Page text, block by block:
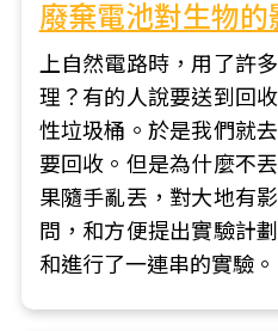
廢棄電池對生物的
上自然電路時，用了許
理？有的人說要送到回
性垃圾桶。於是我們就
要回收。但是為什麼不
果隨手亂丟，對大地有
問，和方便提出實驗計
和進行了一連串的實驗。